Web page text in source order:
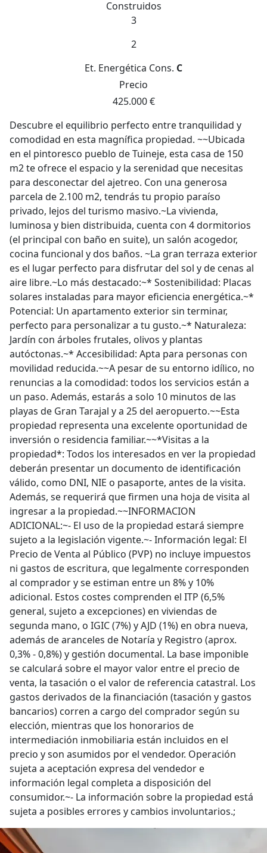
Construidos
3
2
Et. Energética Cons. C
Precio
425.000 €
Descubre el equilibrio perfecto entre tranquilidad y
comodidad en esta magnífica propiedad. ~~Ubicada
en el pintoresco pueblo de Tuineje, esta casa de 150
m2 te ofrece el espacio y la serenidad que necesitas
para desconectar del ajetreo. Con una generosa
parcela de 2.100 m2, tendrás tu propio paraíso
privado, lejos del turismo masivo.~La vivienda,
luminosa y bien distribuida, cuenta con 4 dormitorios
(el principal con baño en suite), un salón acogedor,
cocina funcional y dos baños. ~La gran terraza exterior
es el lugar perfecto para disfrutar del sol y de cenas al
aire libre.~Lo más destacado:~* Sostenibilidad: Placas
solares instaladas para mayor eficiencia energética.~*
Potencial: Un apartamento exterior sin terminar,
perfecto para personalizar a tu gusto.~* Naturaleza:
Jardín con árboles frutales, olivos y plantas
autóctonas.~* Accesibilidad: Apta para personas con
movilidad reducida.~~A pesar de su entorno idílico, no
renuncias a la comodidad: todos los servicios están a
un paso. Además, estarás a solo 10 minutos de las
playas de Gran Tarajal y a 25 del aeropuerto.~~Esta
propiedad representa una excelente oportunidad de
inversión o residencia familiar.~~*Visitas a la
propiedad*: Todos los interesados en ver la propiedad
deberán presentar un documento de identificación
válido, como DNI, NIE o pasaporte, antes de la visita.
Además, se requerirá que firmen una hoja de visita al
ingresar a la propiedad.~~INFORMACION
ADICIONAL:~- El uso de la propiedad estará siempre
sujeto a la legislación vigente.~- Información legal: El
Precio de Venta al Público (PVP) no incluye impuestos
ni gastos de escritura, que legalmente corresponden
al comprador y se estiman entre un 8% y 10%
adicional. Estos costes comprenden el ITP (6,5%
general, sujeto a excepciones) en viviendas de
segunda mano, o IGIC (7%) y AJD (1%) en obra nueva,
además de aranceles de Notaría y Registro (aprox.
0,3% - 0,8%) y gestión documental. La base imponible
se calculará sobre el mayor valor entre el precio de
venta, la tasación o el valor de referencia catastral. Los
gastos derivados de la financiación (tasación y gastos
bancarios) corren a cargo del comprador según su
elección, mientras que los honorarios de
intermediación inmobiliaria están incluidos en el
precio y son asumidos por el vendedor. Operación
sujeta a aceptación expresa del vendedor e
información legal completa a disposición del
consumidor.~- La información sobre la propiedad está
sujeta a posibles errores y cambios involuntarios.;